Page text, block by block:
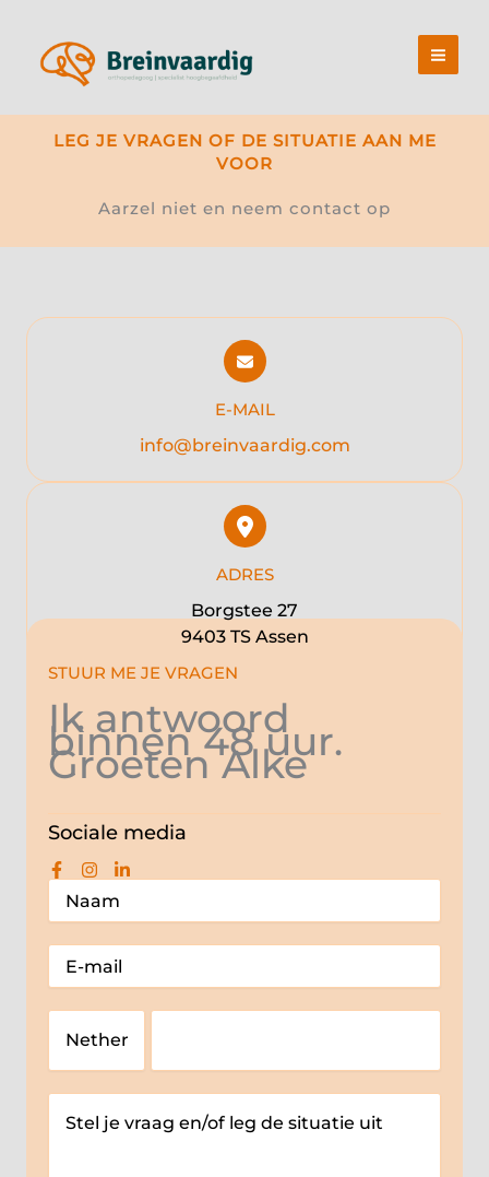
inhoud
LEG JE VRAGEN OF DE SITUATIE AAN ME
VOOR
Aarzel niet en neem contact op
E-MAIL
info@breinvaardig.com
ADRES
Borgstee 27
9403 TS Assen
STUUR ME JE VRAGEN
Ik antwoord
binnen 48 uur.
Groeten Alke
Sociale media